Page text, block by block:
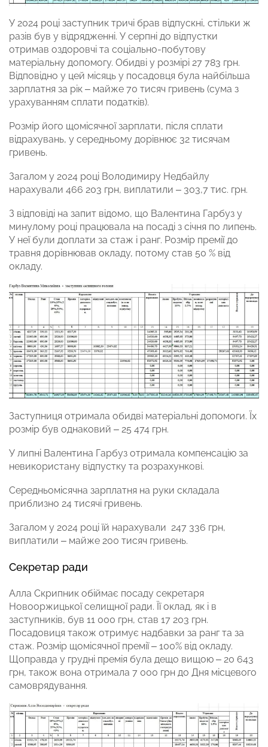
У 2024 році заступник тричі брав відпускні, стільки ж
разів був у відрядженні. У серпні до відпустки
отримав оздоровчі та соціально-побутову
матеріальну допомогу. Обидві у розмірі 27 783 грн.
Відповідно у цей місяць у посадовця була найбільша
зарплатня за рік – майже 70 тисяч гривень (сума з
урахуванням сплати податків).
Розмір його щомісячної зарплати, після сплати
відрахувань, у середньому дорівнює 32 тисячам
гривень.
Загалом у 2024 році Володимиру Недбайлу
нарахували 466 203 грн, виплатили – 303,7 тис. грн.
З відповіді на запит відомо, що Валентина Гарбуз у
минулому році працювала на посаді з січня по липень.
У неї були доплати за стаж і ранг. Розмір премії до
травня дорівнював окладу, потому став 50 % від
окладу.
Заступниця отримала обидві матеріальні допомоги. Їх
розмір був однаковий – 25 474 грн.
У липні Валентина Гарбуз отримала компенсацію за
невикористану відпустку та розрахункові.
Середньомісячна зарплатня на руки складала
приблизно 24 тисячі гривень.
Загалом у 2024 році їй нарахували 247 336 грн,
виплатили – майже 200 тисяч гривень.
Секретар ради
Алла Скрипник обіймає посаду секретаря
Новооржицької селищної ради. Її оклад, як і в
заступників, був 11 000 грн, став 17 203 грн.
Посадовиця також отримує надбавки за ранг та за
стаж. Розмір щомісячної премії – 100% від окладу.
Щоправда у грудні премія була дещо вищою – 20 643
грн, також вона отримала 7 000 грн до Дня місцевого
самоврядування.